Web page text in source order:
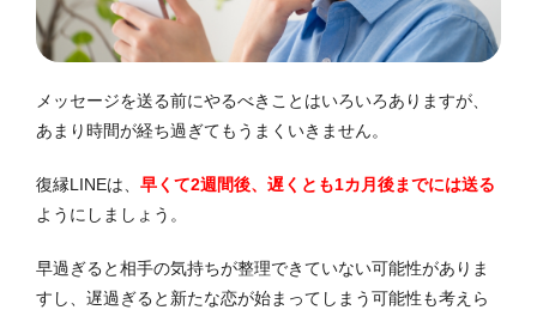
メッセージを送る前にやるべきことはいろいろありますが、
あまり時間が経ち過ぎてもうまくいきません。
復縁LINEは、 早くて2週間後、遅くとも1カ月後までには送る
ようにしましょう。
早過ぎると相手の気持ちが整理できていない可能性がありま
すし、遅過ぎると新たな恋が始まってしまう可能性も考えら